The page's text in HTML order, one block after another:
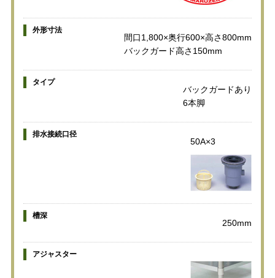
外形寸法
間口1,800×奥行600×高さ800mm
バックガード高さ150mm
タイプ
バックガードあり
6本脚
排水接続口径
50A×3
槽深
250mm
アジャスター